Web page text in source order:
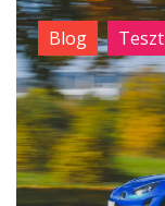
Blog Teszt